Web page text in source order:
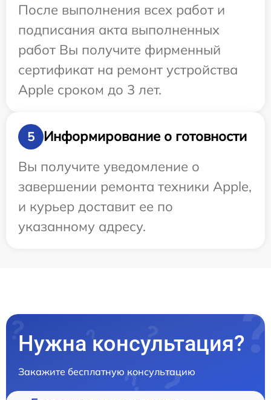
После выполнения всех работ и
подписания акта выполненных
работ Вы получите фирменный
сертификат на ремонт устройства
Apple сроком до 3 лет.
5
Информирование о готовности
Вы получите уведомление о
завершении ремонта техники Apple,
и курьер доставит ее по
указанному адресу.
Нужна консультация?
Закажите бесплатную консультацию